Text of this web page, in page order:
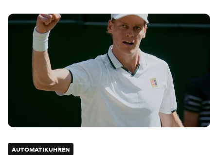
AUTOMATIKUHREN